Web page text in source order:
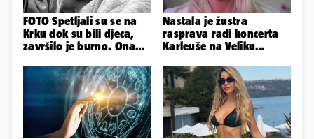
FOTO Spetljali su se na
Krku dok su bili djeca,
završilo je burno. Ona
Nastala je žustra
rasprava radi koncerta
Karleuše na Veliku
organizatori